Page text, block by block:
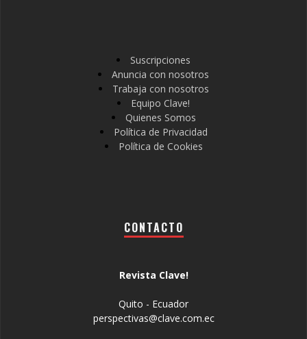
Suscripciones
Anuncia con nosotros
Trabaja con nosotros
Equipo Clave!
Quienes Somos
Política de Privacidad
Política de Cookies
CONTACTO
Revista Clave!
Quito - Ecuador
perspectivas@clave.com.ec